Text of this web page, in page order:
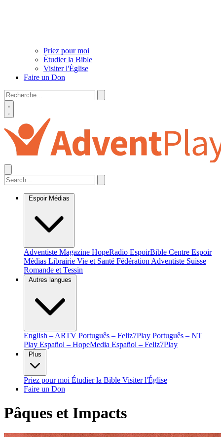
Priez pour moi
Étudier la Bible
Visiter l'Église
Faire un Don
Espoir Médias
Adventiste Magazine HopeRadio EspoirBible Centre Espoir
Médias Librairie Vie et Santé Fédération Adventiste Suisse
Romande et Tessin
Autres langues
English – ARTV Português – Feliz7Play Português – NT
Play Español – HopeMedia Español – Feliz7Play
Plus
Priez pour moi Étudier la Bible Visiter l'Église
Faire un Don
Pâques et Impacts